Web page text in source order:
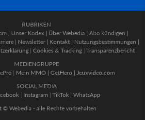
RUBRIKEN
| Unser Kodex | Über Webedia | Abo kündigen |
| Newsletter | Kontakt | Nutzungsbestimmungen |
| Cookies & Tracking | Transparenzbericht
MEDIENGRUPPE
| Mein MMO | GetHero | Jeuxvideo.com
SOCIAL MEDIA
| Instagram | TikTok | WhatsApp
© Webedia - alle Rechte vorbehalten